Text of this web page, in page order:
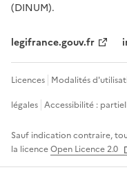
(DINUM).
legifrance.gouv.fr
Licences Modalités
légales Accessibilité :
Sauf indication contraire,
la licenceOpen Licence 2.0